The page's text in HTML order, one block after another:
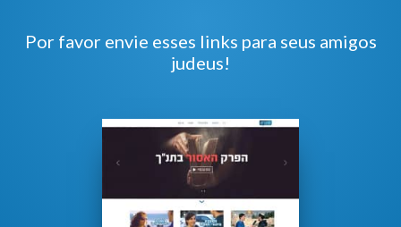
Por favor envie esses links para seus amigos
judeus!